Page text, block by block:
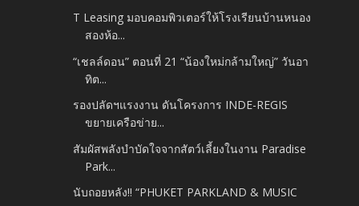
T Leasing มอบคอมพิวเตอร์ให้โรงเรียนบ้านหนอง
สองห้อ...
“เชลล์ดอน” ตอนที่ 21 “น้องใหม่กล้ามใหญ่” วันอา
ทิต...
รองปลัดฯแรงงาน ดันโครงการ INDE-REGIS
ขยายเครือข่าย...
สัมผัสพลังบำบัดใจจากสัตว์เลี้ยงในงาน Paradise
Park...
นับถอยหลัง!! “PHUKET PARKLAND & MUSIC